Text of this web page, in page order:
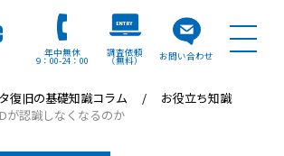
年中無休
9：00 24：00
調査依頼
（無料） お問い合わせ
復旧の基礎知識コラム
お役立ち知識
が認識しなくなるのか